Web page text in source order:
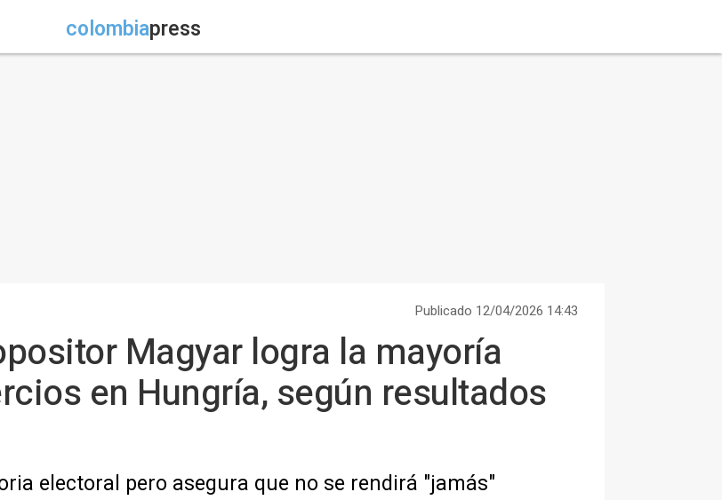
colombiapress
Publicado 12/04/2026 14:43
Magyar logra la mayoría
en Hungría, según resultados
electoral pero asegura que no se rendirá "jamás"